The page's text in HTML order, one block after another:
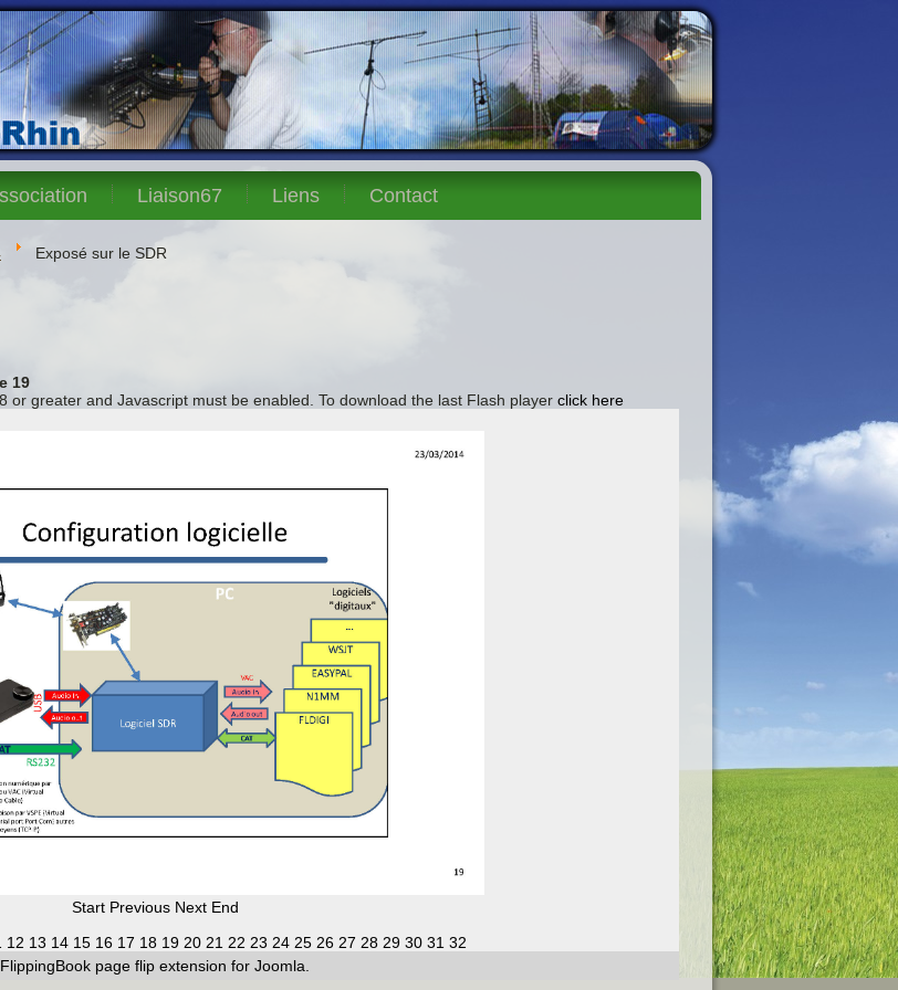
Liaison67 Liens Contact
Exposé sur le SDR
19
or greater and Javascript must be enabled. To download the last Flash player click here
Start Previous Next End
12 13 14 15 16 17 18 19 20 21 22 23 24 25 26 27 28 29 30 31 32
FlippingBook page flip extension for Joomla.